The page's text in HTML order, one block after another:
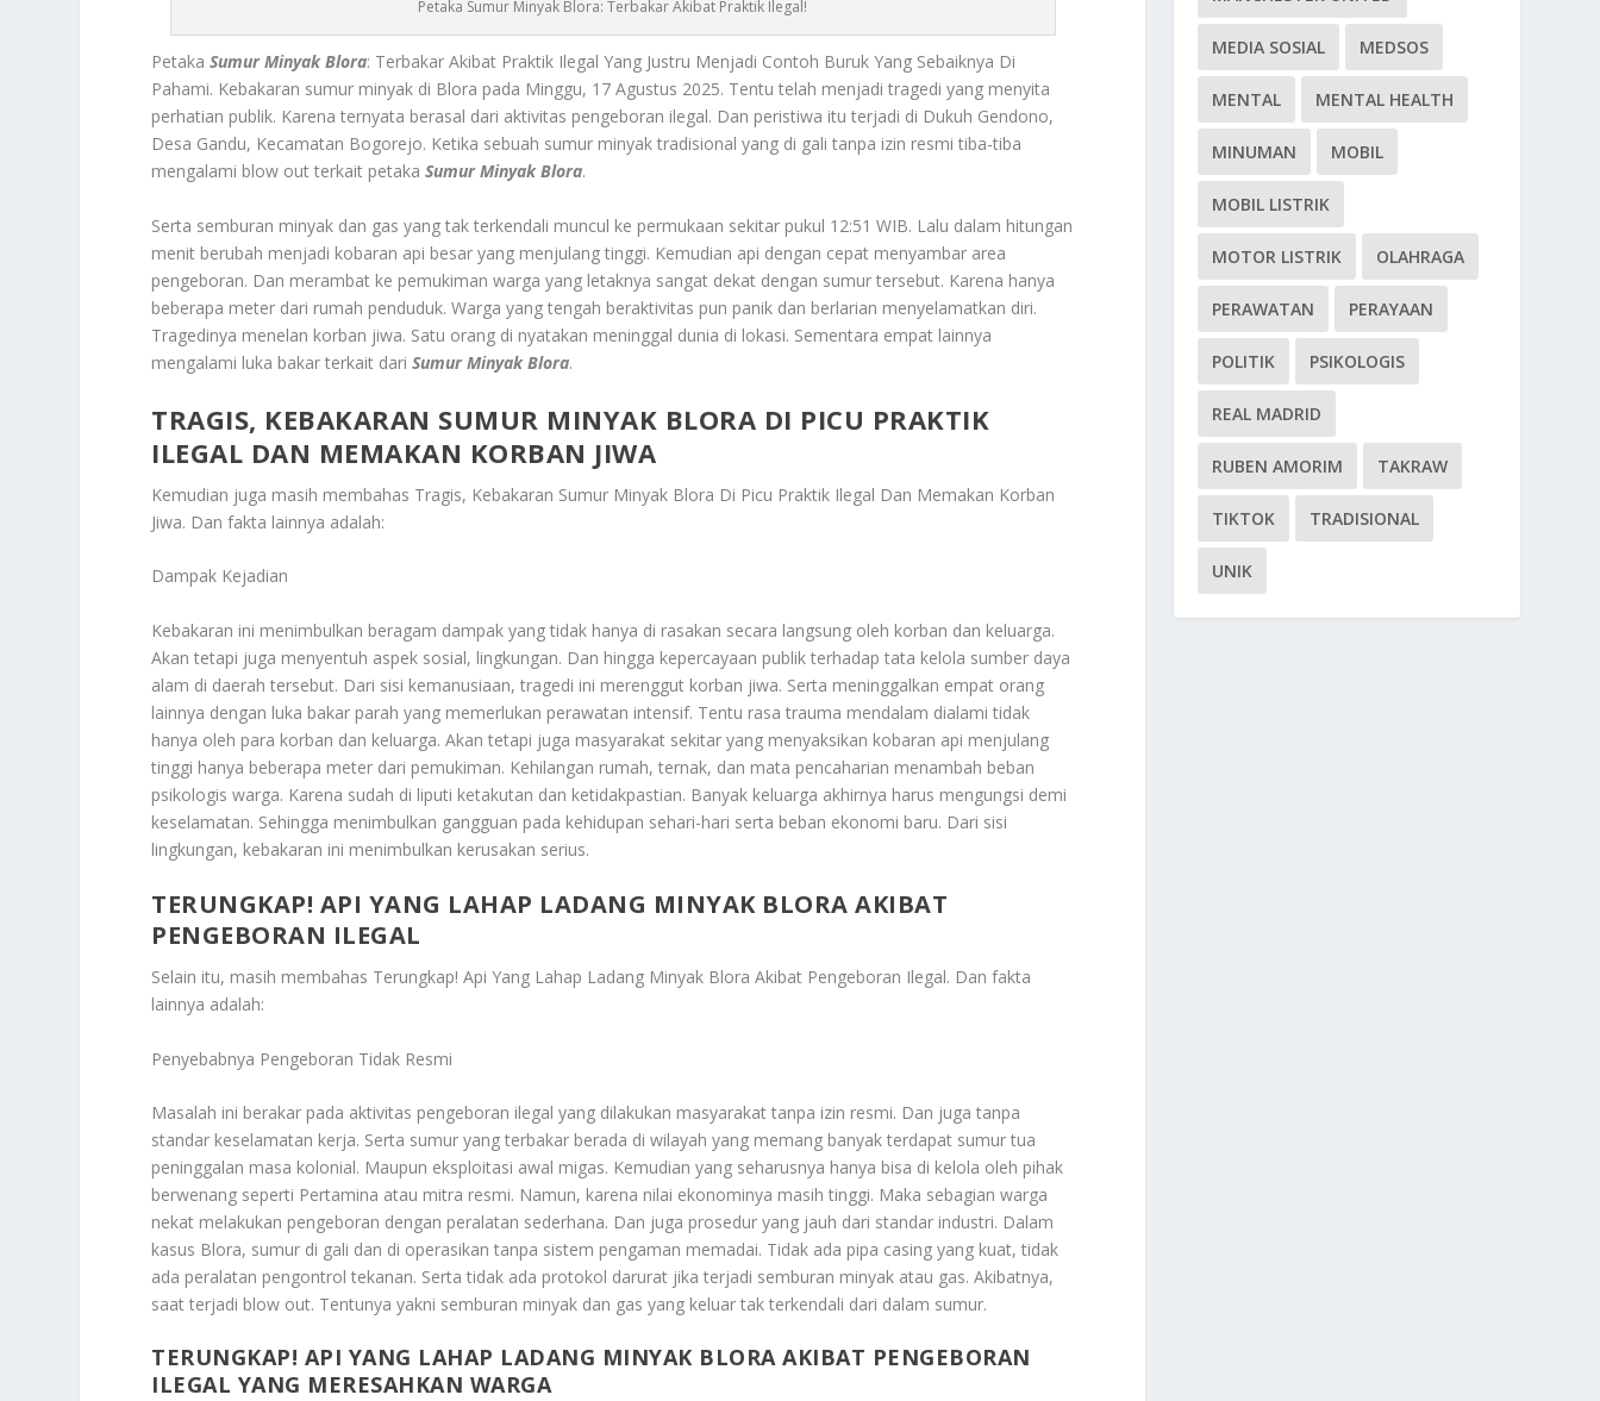
Petaka Sumur Minyak Blora: Terbakar Akibat Praktik Ilegal!
PetakaSumur Minyak Blora: Terbakar Akibat Praktik Ilegal Yang Justru Menjadi Contoh Buruk Yang Sebaiknya Di
Pahami. Kebakaran sumur minyak di Blora pada Minggu, 17 Agustus 2025. Tentu telah menjadi tragedi yang menyita
perhatian publik. Karena ternyata berasal dari aktivitas pengeboran ilegal. Dan peristiwa itu terjadi di Dukuh Gendono,
Desa Gandu, Kecamatan Bogorejo. Ketika sebuah sumur minyak tradisional yang di gali tanpa izin resmi tiba-tiba
mengalami blow out terkait petakaSumur Minyak Blora.
Serta semburan minyak dan gas yang tak terkendali muncul ke permukaan sekitar pukul 12:51 WIB. Lalu dalam hitungan
menit berubah menjadi kobaran api besar yang menjulang tinggi. Kemudian api dengan cepat menyambar area
pengeboran. Dan merambat ke pemukiman warga yang letaknya sangat dekat dengan sumur tersebut. Karena hanya
beberapa meter dari rumah penduduk. Warga yang tengah beraktivitas pun panik dan berlarian menyelamatkan diri.
Tragedinya menelan korban jiwa. Satu orang di nyatakan meninggal dunia di lokasi. Sementara empat lainnya
mengalami luka bakar terkait dariSumur Minyak Blora.
TRAGIS, KEBAKARAN SUMUR MINYAK BLORA DI PICU PRAKTIK
ILEGAL DAN MEMAKAN KORBAN JIWA
Kemudian juga masih membahas Tragis, Kebakaran Sumur Minyak Blora Di Picu Praktik Ilegal Dan Memakan Korban
Jiwa. Dan fakta lainnya adalah:
Dampak Kejadian
Kebakaran ini menimbulkan beragam dampak yang tidak hanya di rasakan secara langsung oleh korban dan keluarga.
Akan tetapi juga menyentuh aspek sosial, lingkungan. Dan hingga kepercayaan publik terhadap tata kelola sumber daya
alam di daerah tersebut. Dari sisi kemanusiaan, tragedi ini merenggut korban jiwa. Serta meninggalkan empat orang
lainnya dengan luka bakar parah yang memerlukan perawatan intensif. Tentu rasa trauma mendalam dialami tidak
hanya oleh para korban dan keluarga. Akan tetapi juga masyarakat sekitar yang menyaksikan kobaran api menjulang
tinggi hanya beberapa meter dari pemukiman. Kehilangan rumah, ternak, dan mata pencaharian menambah beban
psikologis warga. Karena sudah di liputi ketakutan dan ketidakpastian. Banyak keluarga akhirnya harus mengungsi demi
keselamatan. Sehingga menimbulkan gangguan pada kehidupan sehari-hari serta beban ekonomi baru. Dari sisi
lingkungan, kebakaran ini menimbulkan kerusakan serius.
TERUNGKAP! API YANG LAHAP LADANG MINYAK BLORA AKIBAT
PENGEBORAN ILEGAL
Selain itu, masih membahas Terungkap! Api Yang Lahap Ladang Minyak Blora Akibat Pengeboran Ilegal. Dan fakta
lainnya adalah:
Penyebabnya Pengeboran Tidak Resmi
Masalah ini berakar pada aktivitas pengeboran ilegal yang dilakukan masyarakat tanpa izin resmi. Dan juga tanpa
standar keselamatan kerja. Serta sumur yang terbakar berada di wilayah yang memang banyak terdapat sumur tua
peninggalan masa kolonial. Maupun eksploitasi awal migas. Kemudian yang seharusnya hanya bisa di kelola oleh pihak
berwenang seperti Pertamina atau mitra resmi. Namun, karena nilai ekonominya masih tinggi. Maka sebagian warga
nekat melakukan pengeboran dengan peralatan sederhana. Dan juga prosedur yang jauh dari standar industri. Dalam
kasus Blora, sumur di gali dan di operasikan tanpa sistem pengaman memadai. Tidak ada pipa casing yang kuat, tidak
ada peralatan pengontrol tekanan. Serta tidak ada protokol darurat jika terjadi semburan minyak atau gas. Akibatnya,
saat terjadi blow out. Tentunya yakni semburan minyak dan gas yang keluar tak terkendali dari dalam sumur.
TERUNGKAP! API YANG LAHAP LADANG MINYAK BLORA AKIBAT PENGEBORAN
ILEGAL YANG MERESAHKAN WARGA
MEDIA SOSIAL MEDSOS
MENTAL MENTAL HEALTH
MINUMAN MOBIL
MOBIL LISTRIK
MOTOR LISTRIK OLAHRAGA
PERAWATAN PERAYAAN
POLITIK PSIKOLOGIS
REAL MADRID
RUBEN AMORIM TAKRAW
TIKTOK TRADISIONAL
UNIK